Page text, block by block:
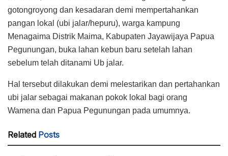
gotongroyong dan kesadaran demi mempertahankan
pangan lokal (ubi jalar/hepuru), warga kampung
Menagaima Distrik Maima, Kabupaten Jayawijaya Papua
Pegunungan, buka lahan kebun baru setelah lahan
sebelum telah ditanami Ub jalar.
Hal tersebut dilakukan demi melestarikan dan pertahankan
ubi jalar sebagai makanan pokok lokal bagi orang
Wamena dan Papua Pegunungan pada umumnya.
Related Posts